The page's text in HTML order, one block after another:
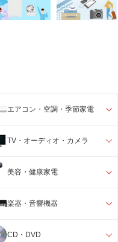
エアコン・空調・季節家電
TV・オーディオ・カメラ
美容・健康家電
楽器・音響機器
CD・DVD